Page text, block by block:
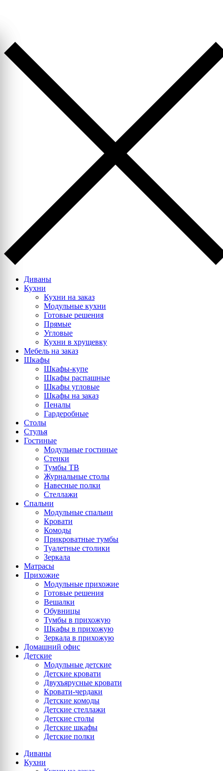
Диваны
Кухни
Кухни на заказ
Модульные кухни
Готовые решения
Прямые
Угловые
Кухни в хрущевку
Мебель на заказ
Шкафы
Шкафы-купе
Шкафы распашные
Шкафы угловые
Шкафы на заказ
Пеналы
Гардеробные
Столы
Стулья
Гостиные
Модульные гостиные
Стенки
Тумбы ТВ
Журнальные столы
Навесные полки
Стеллажи
Спальни
Модульные спальни
Кровати
Комоды
Прикроватные тумбы
Туалетные столики
Зеркала
Матрасы
Прихожие
Модульные прихожие
Готовые решения
Вешалки
Обувницы
Тумбы в прихожую
Шкафы в прихожую
Зеркала в прихожую
Домашний офис
Детские
Модульные детские
Детские кровати
Двухъярусные кровати
Кровати-чердаки
Детские комоды
Детские стеллажи
Детские столы
Детские шкафы
Детские полки
Диваны
Кухни